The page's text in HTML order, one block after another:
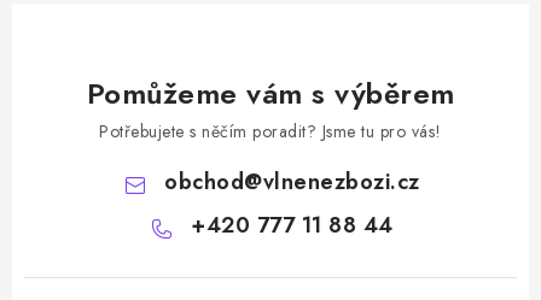
Pomůžeme vám s výběrem
Potřebujete s něčím poradit? Jsme tu pro vás!
obchod@vlnenezbozi.cz
+420 777 11 88 44